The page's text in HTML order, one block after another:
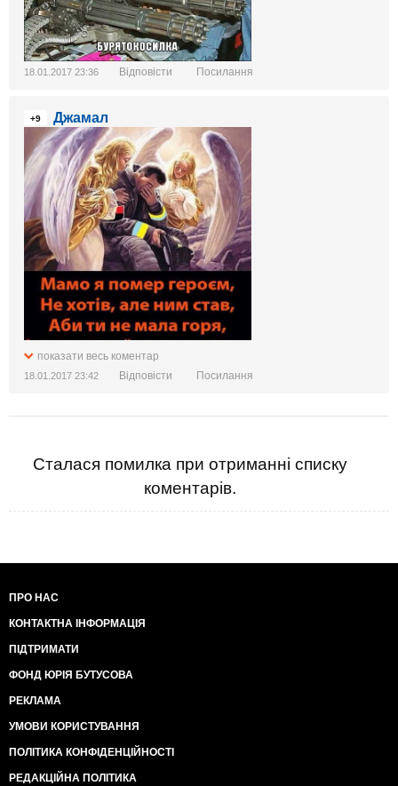
18.01.2017 23:36 Відповісти Посилання
+9 Джамал
показати весь коментар
18.01.2017 23:42 Відповісти Посилання
Сталася помилка при отриманні списку
коментарів.
ПРО НАС
КОНТАКТНА ІНФОРМАЦІЯ
ПІДТРИМАТИ
ФОНД ЮРІЯ БУТУСОВА
РЕКЛАМА
УМОВИ КОРИСТУВАННЯ
ПОЛІТИКА КОНФІДЕНЦІЙНОСТІ
РЕДАКЦІЙНА ПОЛІТИКА